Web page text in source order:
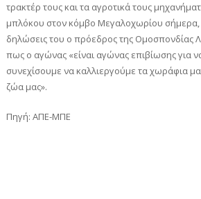
τρακτέρ τους και τα αγροτικά τους
μπλόκου στον κόμβο Μεγαλοχωρίου σήμερα,
δηλώσεις του ο πρόεδρος της Ομοσπονδίας
πως ο αγώνας «είναι αγώνας επιβίωσης για
συνεχίσουμε να καλλιεργούμε τα χωράφια
ζώα μας».
Πηγή: ΑΠΕ-ΜΠΕ